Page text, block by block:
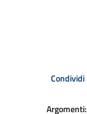
Condividi
Argomenti: